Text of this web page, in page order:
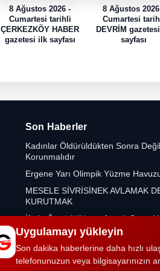
8 Ağustos 2026 -
Cumartesi tarihli
ÇERKEZKÖY HABER
gazetesi ilk sayfası
8 Ağustos
Cumartesi
DEVRİM
sayfası
Son Haberler
Kadınlar Öldürüldükten Sonra
Korunmalıdır
Ergene Yarı Olimpik Yüzme
MESELE SİVRİSİNEK AVLAMAK
KURUTMAK
İfade Özgürlüğü var Ancak
Uygulamayı yükleyin
Son dakika haberlerine daha hızlı
telefonunuzun veya bilgisayarınızın